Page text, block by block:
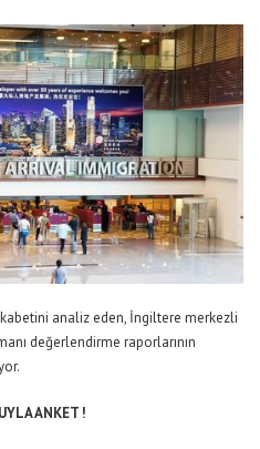
analiz eden, İngiltere merkezli
değerlendirme raporlarının
ANKET !